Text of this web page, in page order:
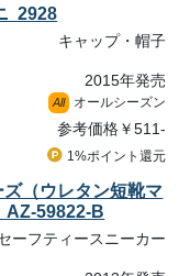
2928
キャップ・帽子
2015年発売
All オールシーズン
参考価格￥511-
1%ポイント 還元
（ウレタン短靴マ
AZ-59822-B
ーフティースニーカー